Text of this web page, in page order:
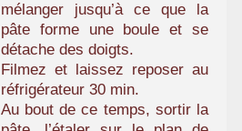
mélanger jusqu’à ce que la
pâte forme une boule et se
détache des doigts.
Filmez et laissez reposer au
réfrigérateur 30 min.
Au bout de ce temps, sortir la